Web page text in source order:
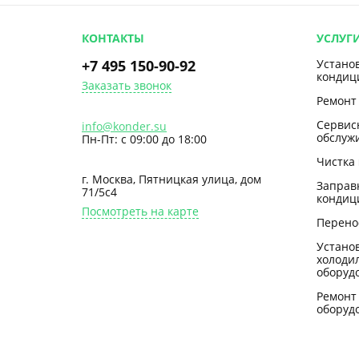
КОНТАКТЫ
+7 495 150-90-92
Заказать звонок
info@konder.su
Пн-Пт: с 09:00 до 18:00
г. Москва, Пятницкая улица, дом
71/5с4
Посмотреть на карте
Ремонт